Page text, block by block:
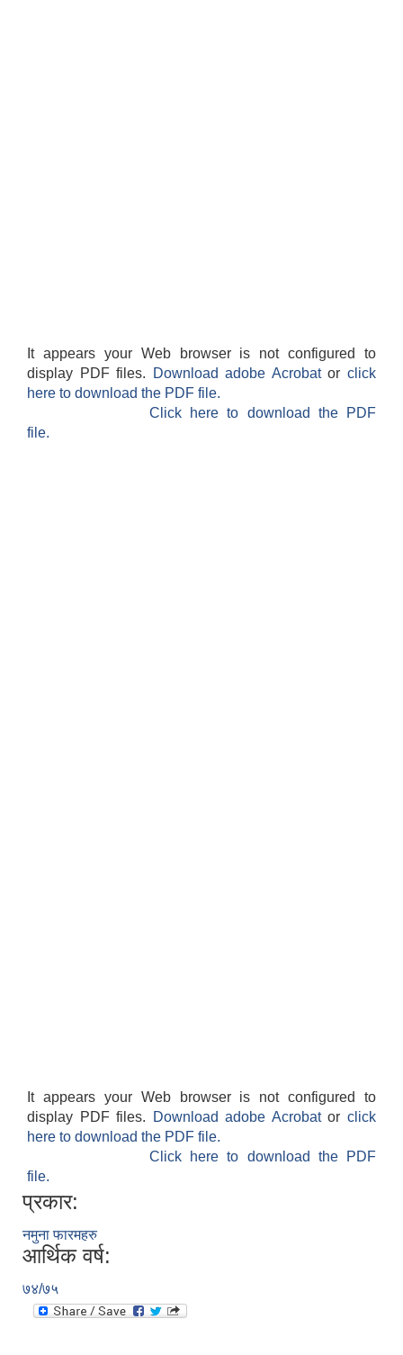
It appears your Web browser is not configured to
display PDF files.
Download adobe Acrobatorclick
here to download the PDF file.
Click here to download the PDF
file.
It appears your Web browser is not configured to
display PDF files.
Download adobe Acrobatorclick
here to download the PDF file.
Click here to download the PDF
file.
प्रकार:
नमुना फारमहरु
आर्थिक वर्ष:
७४/७५